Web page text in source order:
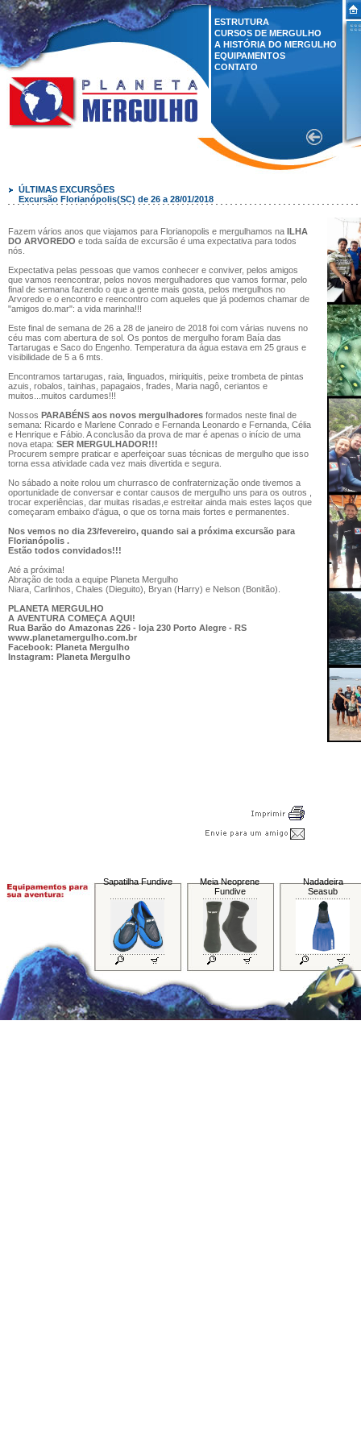
ESTRUTURA
CURSOS DE MERGULHO
A HISTÓRIA DO MERGULHO
EQUIPAMENTOS
CONTATO
ÚLTIMAS EXCURSÕES
Excursão Florianópolis(SC) de 26 a 28/01/2018
Fazem vários anos que viajamos para Florianopolis e mergulhamos na ILHA
DO ARVOREDO e toda saída de excursão é uma expectativa para todos
nós.
Expectativa pelas pessoas que vamos conhecer e conviver, pelos amigos
que vamos reencontrar, pelos novos mergulhadores que vamos formar, pelo
final de semana fazendo o que a gente mais gosta, pelos mergulhos no
Arvoredo e o encontro e reencontro com aqueles que já podemos chamar de
"amigos do.mar": a vida marinha!!!
Este final de semana de 26 a 28 de janeiro de 2018 foi com várias nuvens no
céu mas com abertura de sol. Os pontos de mergulho foram Baía das
Tartarugas e Saco do Engenho. Temperatura da água estava em 25 graus e
visibilidade de 5 a 6 mts.
Encontramos tartarugas, raia, linguados, miriquitis, peixe trombeta de pintas
azuis, robalos, tainhas, papagaios, frades, Maria nagô, ceriantos e
muitos...muitos cardumes!!!
Nossos PARABÉNS aos novos mergulhadores formados neste final de
semana: Ricardo e Marlene Conrado e Fernanda Leonardo e Fernanda, Célia
e Henrique e Fábio. A conclusão da prova de mar é apenas o início de uma
nova etapa: SER MERGULHADOR!!!
Procurem sempre praticar e aperfeiçoar suas técnicas de mergulho que isso
torna essa atividade cada vez mais divertida e segura.
No sábado a noite rolou um churrasco de confraternização onde tivemos a
oportunidade de conversar e contar causos de mergulho uns para os outros ,
trocar experiências, dar muitas risadas,e estreitar ainda mais estes laços que
começaram embaixo d'água, o que os torna mais fortes e permanentes.
Nos vemos no dia 23/fevereiro, quando sai a próxima excursão para
Florianópolis .
Estão todos convidados!!!
Até a próxima!
Abração de toda a equipe Planeta Mergulho
Niara, Carlinhos, Chales (Dieguito), Bryan (Harry) e Nelson (Bonitão).
PLANETA MERGULHO
A AVENTURA COMEÇA AQUI!
Rua Barão do Amazonas 226 - loja 230 Porto Alegre - RS
www.planetamergulho.com.br
Facebook: Planeta Mergulho
Instagram: Planeta Mergulho
Sapatilha Fundive
Meia Neoprene
Fundive
Nadadeira
Seasub